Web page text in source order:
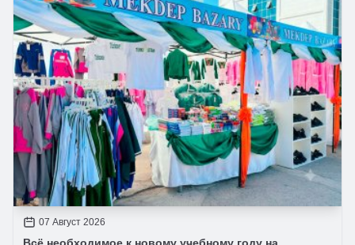
07 Август 2026
Всё необходимое к новому учебному году на